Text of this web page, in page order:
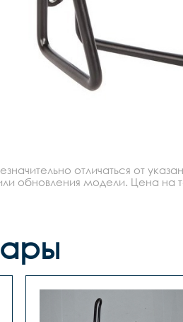
отличаться от
обновления модели. Цена на